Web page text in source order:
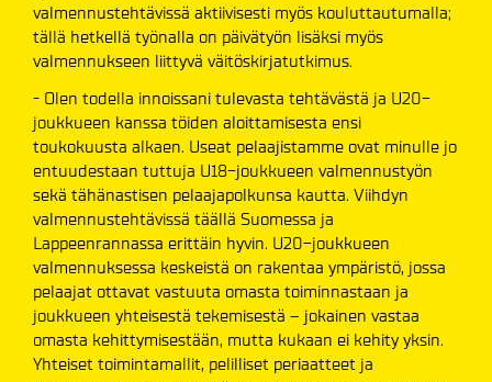
valmennustehtävissä aktiivisesti myös kouluttautumalla;
tällä hetkellä työnalla on päivätyön lisäksi myös
valmennukseen liittyvä väitöskirjatutkimus.
- Olen todella innoissani tulevasta tehtävästä ja U20-
joukkueen kanssa töiden aloittamisesta ensi
toukokuusta alkaen. Useat pelaajistamme ovat minulle jo
entuudestaan tuttuja U18-joukkueen valmennustyön
sekä tähänastisen pelaajapolkunsa kautta. Viihdyn
valmennustehtävissä täällä Suomessa ja
Lappeenrannassa erittäin hyvin. U20-joukkueen
valmennuksessa keskeistä on rakentaa ympäristö, jossa
pelaajat ottavat vastuuta omasta toiminnastaan ja
joukkueen yhteisestä tekemisestä – jokainen vastaa
omasta kehittymisestään, mutta kukaan ei kehity yksin.
Yhteiset toimintamallit, pelilliset periaatteet ja